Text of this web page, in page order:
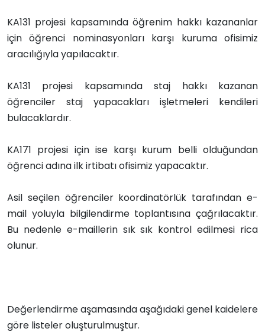
KA131 projesi kapsamında öğrenim hakkı kazananlar
için öğrenci nominasyonları karşı kuruma ofisimiz
aracılığıyla yapılacaktır.
KA131 projesi kapsamında staj hakkı kazanan
öğrenciler staj yapacakları işletmeleri kendileri
bulacaklardır.
KA171 projesi için ise karşı kurum belli olduğundan
öğrenci adına ilk irtibatı ofisimiz yapacaktır.
Asil seçilen öğrenciler koordinatörlük tarafından e-
mail yoluyla bilgilendirme toplantısına çağrılacaktır.
Bu nedenle e-maillerin sık sık kontrol edilmesi rica
olunur.
Değerlendirme aşamasında aşağıdaki genel kaidelere
göre listeler oluşturulmuştur.